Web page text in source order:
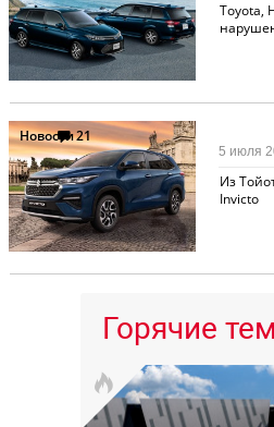
Toyota,
Новости21
Из
Invicto
5 июля
Горячие